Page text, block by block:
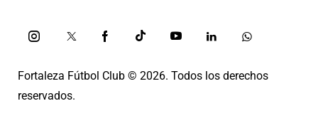
Fortaleza Fútbol Club© 2026. Todos los derechos
reservados.